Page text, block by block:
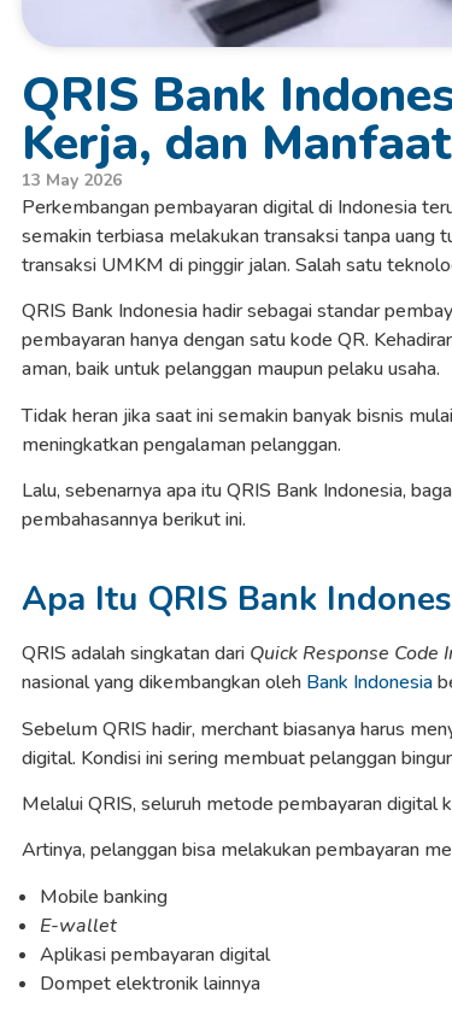
QRIS Bank
Kerja, dan
13 May 2026
Perkembangan pembayaran digital di Indonesia
semakin terbiasa melakukan transaksi tanpa uang
transaksi UMKM di pinggir jalan. Salah satu
QRIS Bank Indonesia hadir sebagai standar
pembayaran hanya dengan satu kode QR.
aman, baik untuk pelanggan maupun pelaku usaha.
Tidak heran jika saat ini semakin banyak bisnis
meningkatkan pengalaman pelanggan.
Lalu, sebenarnya apa itu QRIS Bank Indonesia,
pembahasannya berikut ini.
Apa Itu QRIS Bank
QRIS adalah singkatan dari Quick Response Code
nasional yang dikembangkan oleh Bank Indonesia
Sebelum QRIS hadir, merchant biasanya harus
digital. Kondisi ini sering membuat pelanggan
Melalui QRIS, seluruh metode pembayaran digital
Artinya, pelanggan bisa melakukan pembayaran
Mobile banking
E-wallet
Aplikasi pembayaran digital
Dompet elektronik lainnya